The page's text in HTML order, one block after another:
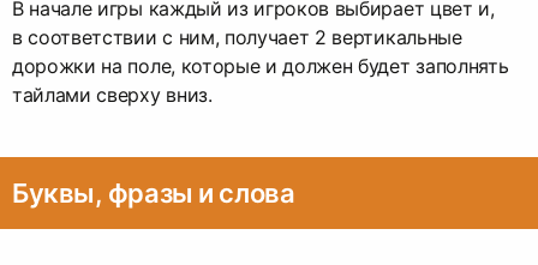
В начале игры каждый из игроков выбирает цвет и,
в соответствии с ним, получает 2 вертикальные
дорожки на поле, которые и должен будет заполнять
тайлами сверху вниз.
Буквы, фразы и слова